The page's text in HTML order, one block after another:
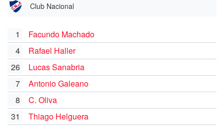
Club Nacional
1
Facundo Machado
4
Rafael Haller
26
Lucas Sanabria
7
Antonio Galeano
8
C. Oliva
31
Thiago Helguera